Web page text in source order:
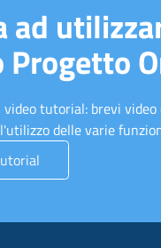
ad
Progetto
tutorial: brevi
delle varie